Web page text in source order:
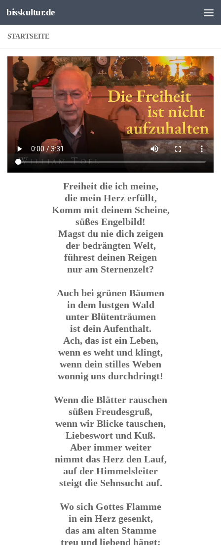
Unter dem Inhalt
bisskultur.de
STARTSEITE
Freiheit die ich meine,
die mein Herz erfüllt,
Komm mit deinem Scheine,
süßes Engelbild!
Magst du nie dich zeigen
der bedrängten Welt,
führest deinen Reigen
nur am Sternenzelt?
Auch bei grünen Bäumen
in dem lustgen Wald
unter Blütenträumen
ist dein Aufenthalt.
Ach, das ist ein Leben,
wenn es weht und klingt,
wenn dein stilles Weben
wonnig uns durchdringt!
Wenn die Blätter rauschen
süßen Freudesgruß,
wenn wir Blicke tauschen,
Liebeswort und Kuß.
Aber immer weiter
nimmt das Herz den Lauf,
auf der Himmelsleiter
steigt die Sehnsucht auf.
Wo sich Gottes Flamme
in ein Herz gesenkt,
das am alten Stamme
treu und liebend hängt;